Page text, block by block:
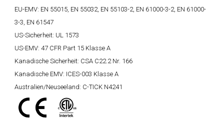
EU-EMV: EN 55015, EN 55032, EN 55103-2, EN 61000-3-2, EN 61000-
3-3, EN 61547
US-Sicherheit: UL 1573
US-EMV: 47 CFR Part 15 Klasse A
Kanadische Sicherheit: CSA C22.2 Nr. 166
Kanadische EMV: ICES-003 Klasse A
Australien/Neuseeland: C-TICK N4241